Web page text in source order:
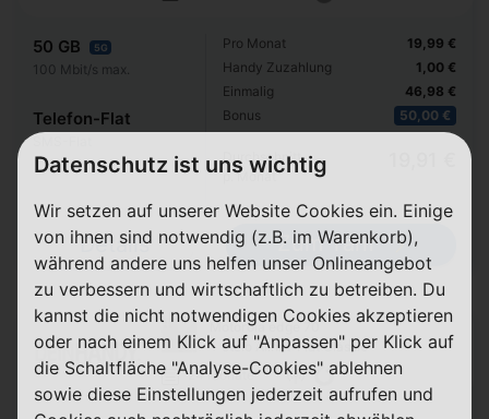
50 GB 5G
100 Mbit/s max.
Telefon-Flat
Pro Monat
Handy Zuzahlung
Einmalig
Bonus
19,99 €
1,00 €
46,98 €
50,00 €
Durchschnitt
p. Monat
Details Zum Tarif
Motorola edge 70
+ otelo Allnet-Flat Classic
24 Monate
Datenschutz ist uns wichtig
Wir setzen auf unserer Website Cookies ein. Einige
von ihnen sind notwendig (z.B. im Warenkorb),
während andere uns helfen unser Onlineangebot
zu verbessern und wirtschaftlich zu betreiben. Du
kannst die nicht notwendigen Cookies akzeptieren
oder nach einem Klick auf "Anpassen" per Klick auf
die Schaltfläche "Analyse-Cookies" ablehnen
sowie diese Einstellungen jederzeit aufrufen und